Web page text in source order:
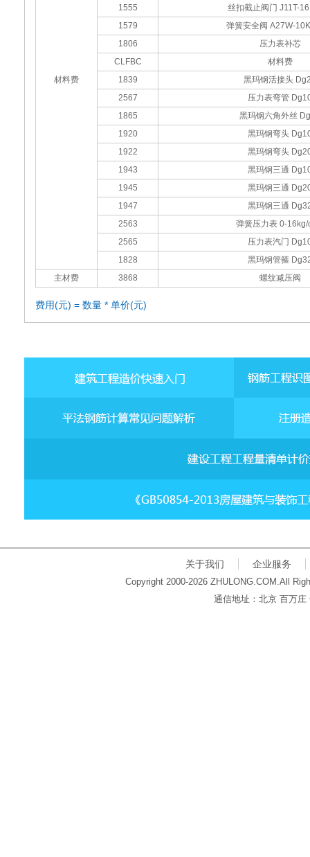
材料费
1555
丝扣截止阀门 J11T-
1579
弹簧安全阀 A27W-
1806
压力表补芯
CLFBC
材料费
1839
黑玛钢活接头
2567
压力表弯管
1865
黑玛钢六角外丝
1920
黑玛钢弯头
1922
黑玛钢弯头
1943
黑玛钢三通
1945
黑玛钢三通
1947
黑玛钢三通
2563
弹簧压力表 0-16kg/
2565
压力表汽门
1828
黑玛钢管箍
主材费
3868 螺纹减压阀
费用(元) = 数量 * 单价(元)
关于我们 企业服务
Copyright 2000-2026 ZHULONG.COM.All
通信地址：北京 百万